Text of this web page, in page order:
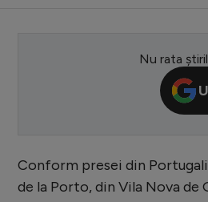
Nu rata
Conform presei din
de la Porto, din Vila Nova de